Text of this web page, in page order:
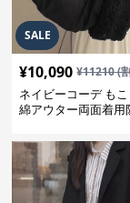
SALE
¥10,090 ¥11210(
ネイビーコーデ も
綿アウター両面着用